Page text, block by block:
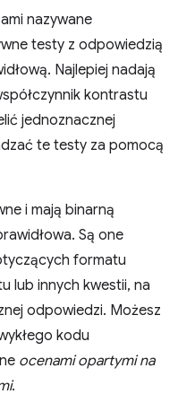
nazywane
testy z odpowiedzią
Najlepiej nadają
kontrastu
jednoznacznej
te testy za pomocą
i mają binarną
Są one
formatu
lub innych kwestii, na
odpowiedzi. Możesz
kodu
ocenami opartymi na
.